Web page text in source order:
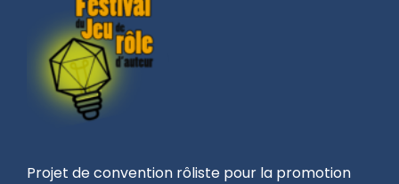
Projet de convention rôliste pour la promotion